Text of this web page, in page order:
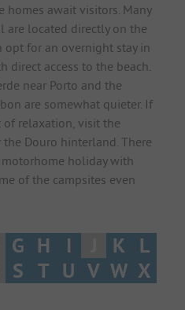
await visitors. Many
are located directly on the
opt for an overnight stay in
direct access to the beach.
near Porto and the
are somewhat quieter. If
relaxation, visit the
Douro hinterland. There
holiday with
of the campsites even
G H I K
L
S T U V W X